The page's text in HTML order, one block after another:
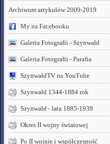
Archiwum artykułów 2009-2019
My na Facebooku
Galeria Fotografii - Szynwałd
Galeria Fotografii - Parafia
SzynwałdTV na YouTube
Szynwałd 1344-1884 rok
Szynwałd - lata 1885-1939
Okres II wojny światowej
Po II wojnie i współczesność